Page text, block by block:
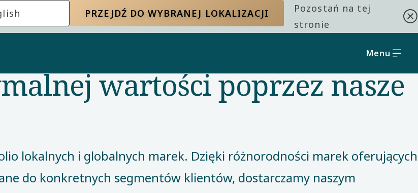
PRZEJDŹ DO WYBRANEJ LOKALIZACJI
Pozostań na tej
stronie
Menu
wartości poprzez nasze
lokalnych i globalnych marek. Dzięki różnorodności marek oferujących
do konkretnych segmentów klientów, dostarczamy naszym